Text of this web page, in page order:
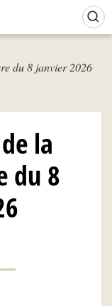
c
l
C
N
I
L
du 8 janvier 2026
la
du 8
de connexion)